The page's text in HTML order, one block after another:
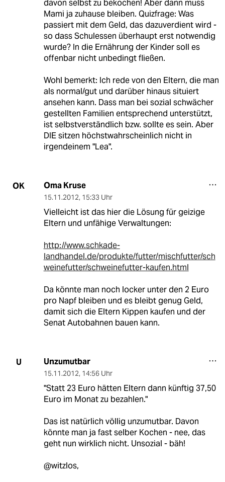
davon selbst zu bekochen! Aber dann muss
Mami ja zuhause bleiben. Quizfrage: Was
passiert mit dem Geld, das dazuverdient wird -
so dass Schulessen überhaupt erst notwendig
wurde? In die Ernährung der Kinder soll es
offenbar nicht unbedingt fließen.
Wohl bemerkt: Ich rede von den Eltern, die man
als normal/gut und darüber hinaus situiert
ansehen kann. Dass man bei sozial schwächer
gestellten Familien entsprechend unterstützt,
ist selbstverständlich bzw. sollte es sein. Aber
DIE sitzen höchstwahrscheinlich nicht in
irgendeinem "Lea".
OK Oma Kruse
15.11.2012, 15:33 Uhr
Vielleicht ist das hier die Lösung für geizige
Eltern und unfähige Verwaltungen:
http://www.schkade-
landhandel.de/produkte/futter/mischfutter/sch
weinefutter/schweinefutter-kaufen.html
Da könnte man noch locker unter den 2 Euro
pro Napf bleiben und es bleibt genug Geld,
damit sich die Eltern Kippen kaufen und der
Senat Autobahnen bauen kann.
U Unzumutbar
15.11.2012, 14:56 Uhr
"Statt 23 Euro hätten Eltern dann künftig 37,50
Euro im Monat zu bezahlen."
Das ist natürlich völlig unzumutbar. Davon
könnte man ja fast selber Kochen - nee, das
geht nun wirklich nicht. Unsozial - bäh!
@witzlos,